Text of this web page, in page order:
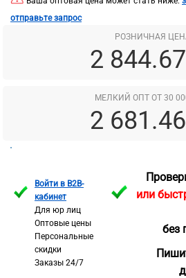
отправьте запрос
РОЗНИЧНАЯ
2
МЕЛКИЙ ОПТ ОТ 30
2
Войти в B2B-
кабинет
Для юр лиц
Оптовые цены
Персональные
скидки
Заказы 24/7
или
без